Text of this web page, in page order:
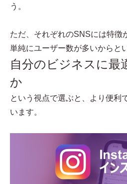
う。
ただ、それぞれのSNSには特徴
単純にユーザー数が多いからと
自分のビジネスに最
か
という視点で選ぶと、より便利
います。